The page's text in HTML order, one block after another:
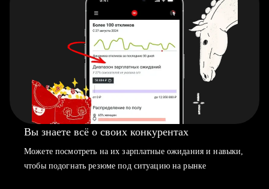
Вы знаете всё о своих конкурентах
Можете посмотреть на их зарплатные ожидания и навыки,
чтобы подогнать резюме под ситуацию на рынке